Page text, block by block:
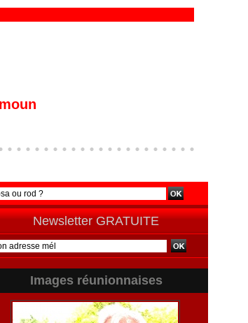
Newsletter GRATUITE
Images réunionnaises